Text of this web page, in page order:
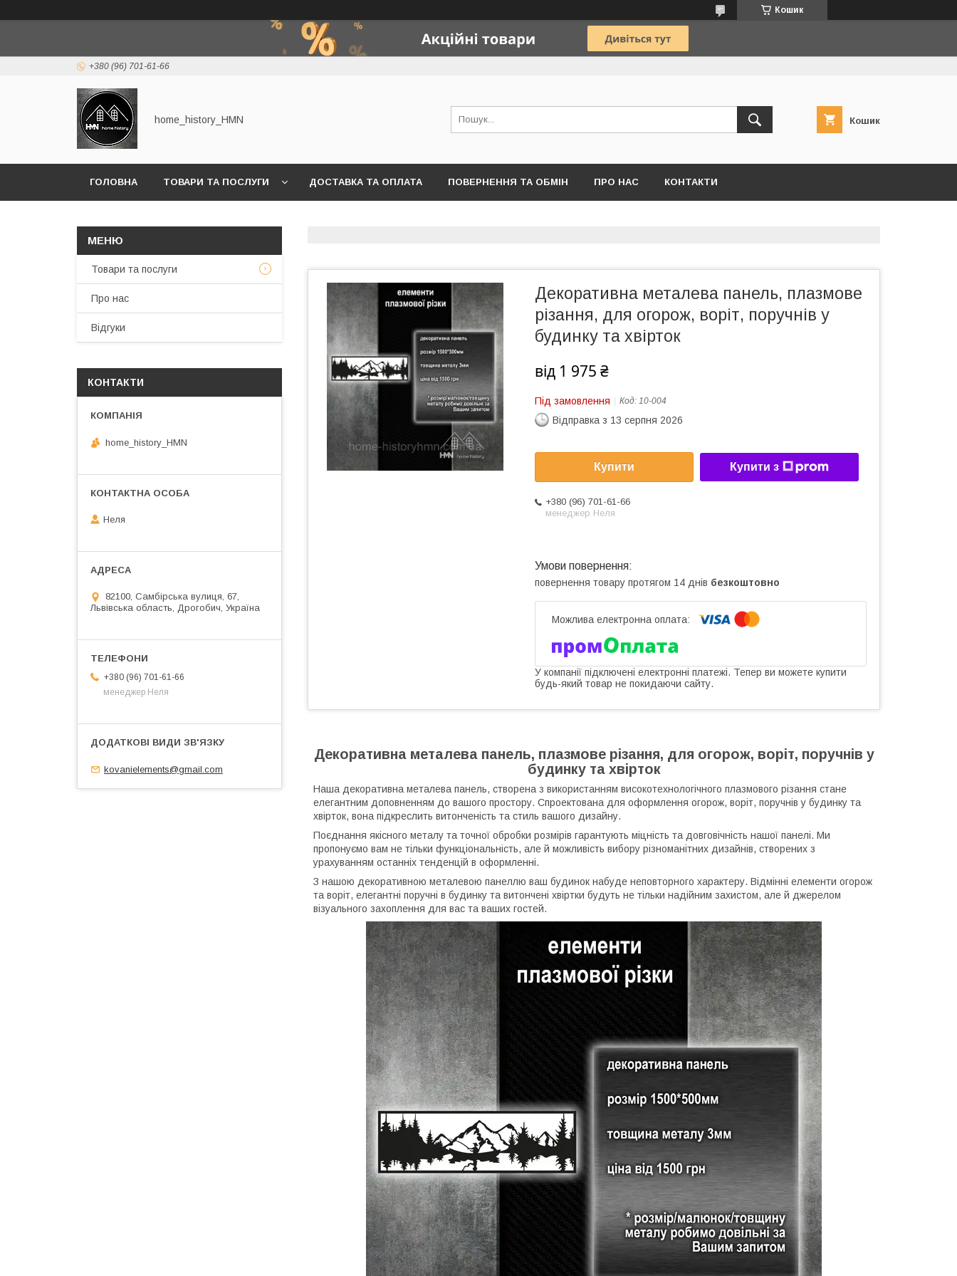
Кошик
+380 (96) 701-61-66
home_history_HMN Кошик
ГОЛОВНА ТОВАРИ ТА ПОСЛУГИ ДОСТАВКА ТА ОПЛАТА ПОВЕРНЕННЯ ТА ОБМІН ПРО НАС КОНТАКТИ
Декоративна металева панель, плазмове
різання, для огорож, воріт, поручнів у
будинку та хвірток
від 1 975 ₴
Під замовлення Код: 10-004
Відправка з 13 серпня 2026
Купити Купити з
+380 (96) 701-61-66
менеджер Неля
повернення товару протягом 14 днів безкоштовно
У компанії підключені електронні платежі. Тепер ви можете купити
будь-який товар не покидаючи сайту.
Декоративна металева панель, плазмове різання, для огорож, воріт, поручнів у
будинку та хвірток
Наша декоративна металева панель, створена з використанням високотехнологічного плазмового різання стане
елегантним доповненням до вашого простору. Спроектована для оформлення огорож, воріт, поручнів у будинку та
хвірток, вона підкреслить витонченість та стиль вашого дизайну.
Поєднання якісного металу та точної обробки розмірів гарантують міцність та довговічність нашої панелі. Ми
пропонуємо вам не тільки функціональність, але й можливість вибору різноманітних дизайнів, створених з
урахуванням останніх тенденцій в оформленні.
З нашою декоративною металевою панеллю ваш будинок набуде неповторного характеру. Відмінні елементи огорож
та воріт, елегантні поручні в будинку та витончені хвіртки будуть не тільки надійним захистом, але й джерелом
візуального захоплення для вас та ваших гостей.
Товари та послуги
Про нас
Відгуки
КОНТАКТИ
home_history_HMN
Неля
82100, Самбірська вулиця, 67,
Львівська область, Дрогобич, Україна
+380 (96) 701-61-66
менеджер Неля
kovanielements@gmail.com